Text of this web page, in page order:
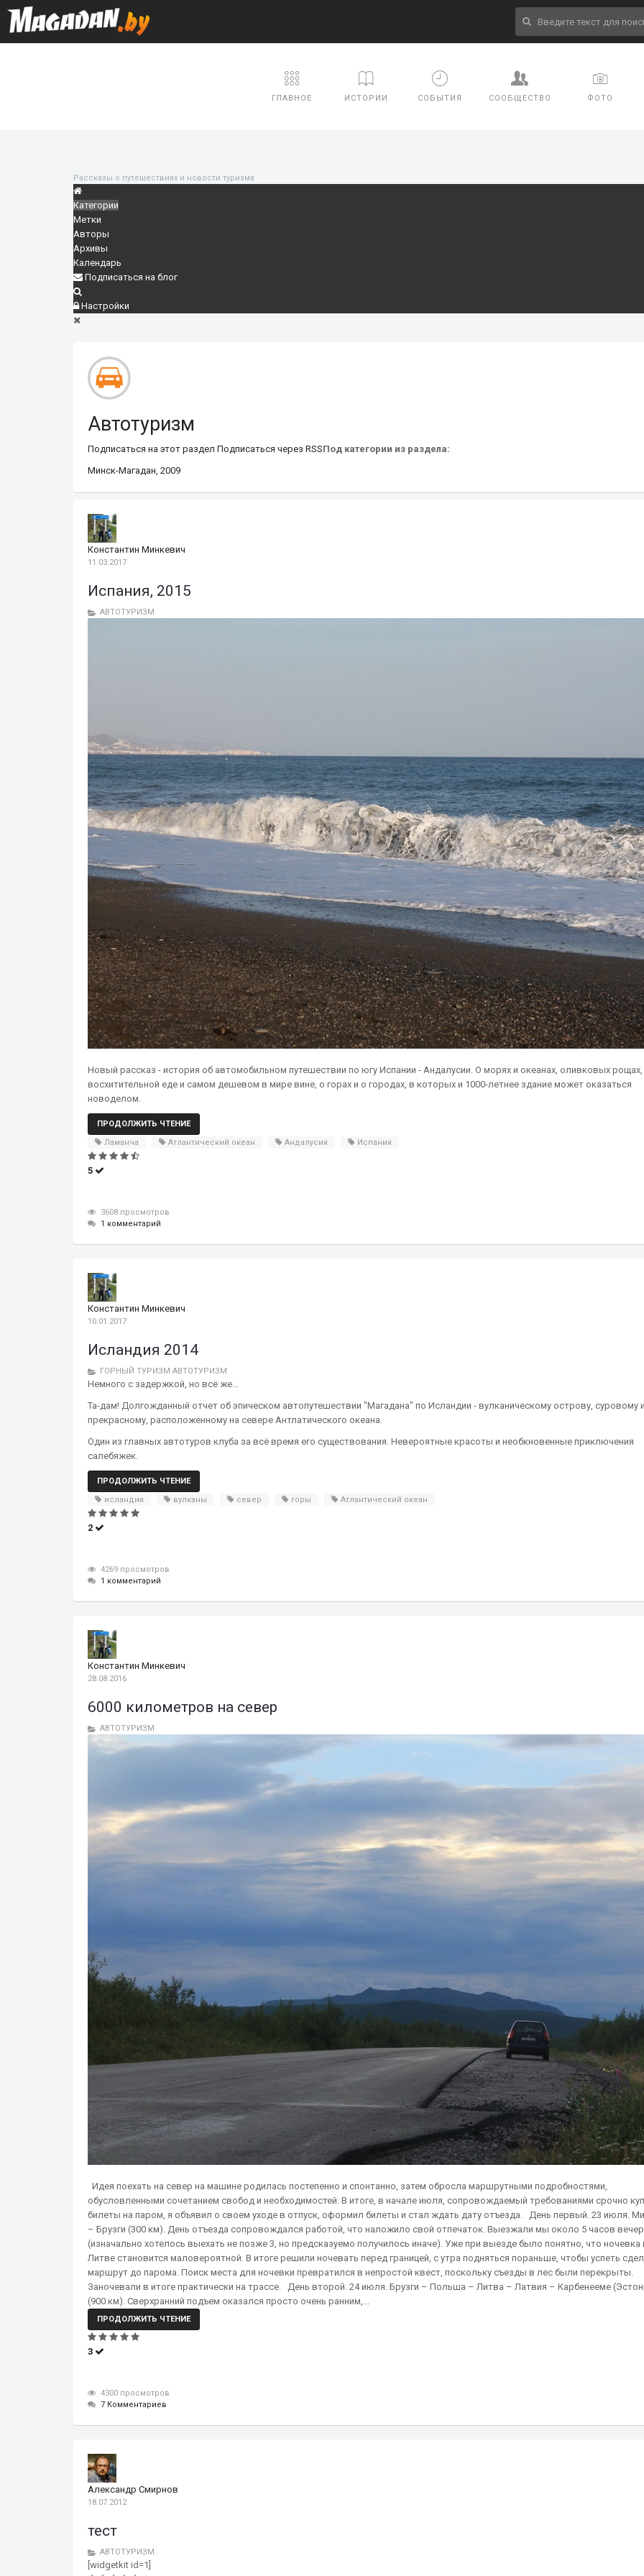
ГЛАВНОЕ ИСТОРИИ СОБЫТИЯ СООБЩЕСТВО ФОТО
Рассказы о путешествиях и новости туризма
Категории
Метки
Авторы
Архивы
Календарь
Подписаться на блог
Настройки
Автотуризм
Подписаться на этот раздел Подписаться через RSSПод категории из раздела:
Минск-Магадан, 2009
Константин Минкевич
11.03.2017
Испания, 2015
АВТОТУРИЗМ
Новый рассказ - история об автомобильном путешествии по югу Испании - Андалусии. О морях и океанах, оливковых рощах,
восхитительной еде и самом дешевом в мире вине, о горах и о городах, в которых и 1000-летнее здание может оказаться
новоделом.
ПРОДОЛЖИТЬ ЧТЕНИЕ
Ламанча
Атлантический океан Андалусия Испания
5
3608 просмотров
1 комментарий
Константин Минкевич
10.01.2017
Исландия 2014
ГОРНЫЙ ТУРИЗМ АВТОТУРИЗМ
Немного с задержкой, но всё же...
Та-дам! Долгожданный отчет об эпическом автопутешествии "Магадана" по Исландии - вулканическому острову, суровому
прекрасному, расположенному на севере Антлатического океана.
Один из главных автотуров клуба за всё время его существования. Невероятные красоты и необкновенные приключения
салебяжек.
ПРОДОЛЖИТЬ ЧТЕНИЕ
исландия
вулканы север горы Атлантический океан
2
4269 просмотров
1 комментарий
Константин Минкевич
28.08.2016
6000 километров на север
АВТОТУРИЗМ
Идея поехать на север на машине родилась постепенно и спонтанно, затем обросла маршрутными подробностями,
обусловленными сочетанием свобод и необходимостей. В итоге, в начале июля, сопровождаемый требованиями срочно
билеты на паром, я объявил о своем уходе в отпуск, оформил билеты и стал ждать дату отъезда. День первый. 23 июля.
– Брузги (300 км). День отъезда сопровождался работой, что наложило свой отпечаток. Выезжали мы около 5 часов
(изначально хотелось выехать не позже 3, но предсказуемо получилось иначе). Уже при выезде было понятно, что ночевка
Литве становится маловероятной. В итоге решили ночевать перед границей, с утра подняться пораньше, чтобы успеть
маршрут до парома. Поиск места для ночевки превратился в непростой квест, поскольку съезды в лес были перекрыты.
Заночевали в итоге практически на трассе. День второй. 24 июля. Брузги – Польша – Литва – Латвия – Карбенееме
(900 км). Сверхранний подъем оказался просто очень ранним,...
ПРОДОЛЖИТЬ ЧТЕНИЕ
3
4300 просмотров
7 Комментариев
Александр Смирнов
18.07.2012
тест
АВТОТУРИЗМ
[widgetkit id=1]